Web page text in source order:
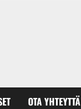
OTA YHTEYTTÄ